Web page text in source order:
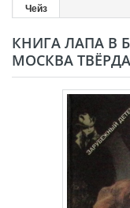
Чейз
КНИГА ЛАПА В
МОСКВА